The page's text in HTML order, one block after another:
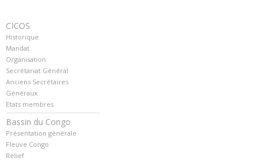
CICOS
Historique
Mandat
Organisation
Secrétariat Général
Anciens Secrétaires
Généraux
Etats membres
Bassin du Congo
Présentation générale
Fleuve Congo
Relief